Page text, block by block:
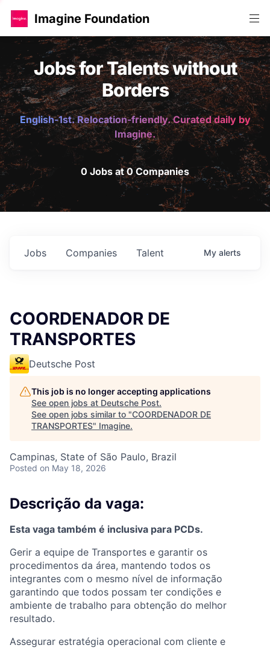
Imagine Foundation
Jobs for Talents without
Borders
English-1st. Relocation-friendly. Curated daily by
Imagine.
0 Jobs at 0 Companies
Jobs Companies Talent My alerts
COORDENADOR DE
TRANSPORTES
Deutsche Post
This job is no longer accepting applications
See open jobs at Deutsche Post.
See open jobs similar to "COORDENADOR DE
TRANSPORTES" Imagine.
Campinas, State of São Paulo, Brazil
Posted on May 18, 2026
Descrição da vaga:
Esta vaga também é inclusiva para PCDs.
Gerir a equipe de Transportes e garantir os
procedimentos da área, mantendo todos os
integrantes com o mesmo nível de informação
garantindo que todos possam ter condições e
ambiente de trabalho para obtenção do melhor
resultado.
Assegurar estratégia operacional com cliente e